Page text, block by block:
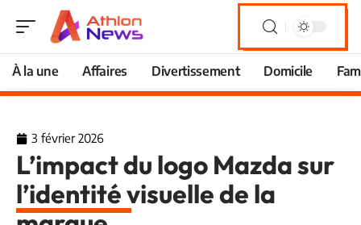
À la une Affaires Divertissement Domicile
3 février 2026
L’impact du logo Mazda sur
l’identité visuelle de la